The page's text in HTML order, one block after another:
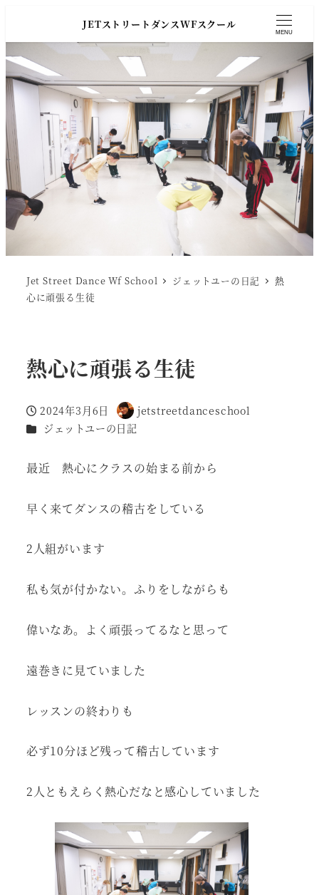
JETストリートダンスWFスクール
MENU
Jet Street Dance Wf School ジェットユーの日記
熱
心に頑張る生徒
熱心に頑張る生徒
投稿日
2024年3月6日
著
者
jetstreetdanceschool
カテゴリー
ジェットユーの日記
最近 熱心にクラスの始まる前から
早く来てダンスの稽古をしている
2人組がいます
私も気が付かない。ふりをしながらも
偉いなあ。よく頑張ってるなと思って
遠巻きに見ていました
レッスンの終わりも
必ず10分ほど残って稽古しています
2人ともえらく熱心だなと感心していました